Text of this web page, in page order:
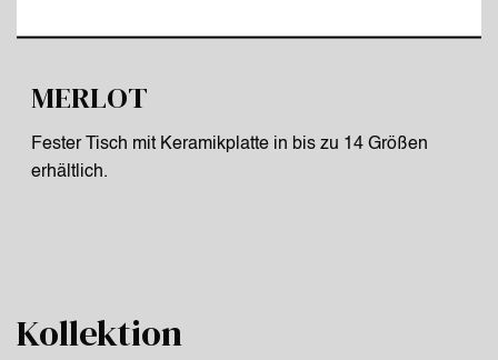
MERLOT
Fester Tisch mit Keramikplatte in bis zu 14 Größen
erhältlich.
Kollektion